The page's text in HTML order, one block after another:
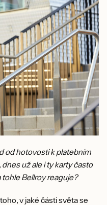
od hotovosti k platebním
už ale i ty karty často
tohle Bellroy reaguje?
v jaké části světa se